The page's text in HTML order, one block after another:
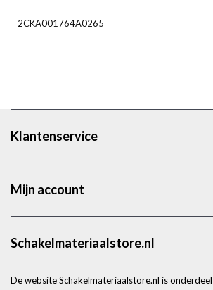
2CKA001764A0265
Klantenservice
Mijn account
Schakelmateriaalstore.nl
De website Schakelmateriaalstore.nl is